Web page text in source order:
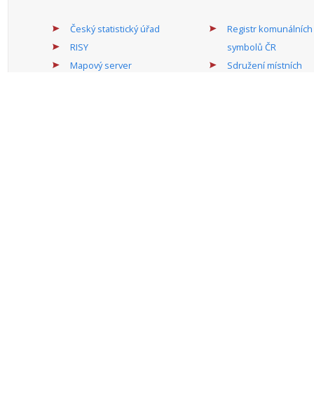
Český statistický úřad
RISY
Mapový server
Registr komunálních
symbolů ČR
Sdružení místních